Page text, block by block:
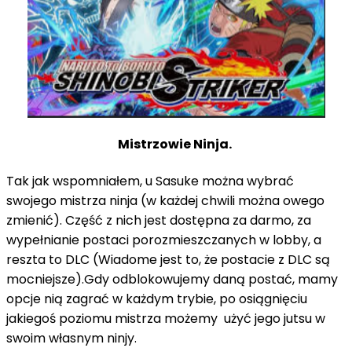
Mistrzowie Ninja.
Tak jak wspomniałem, u Sasuke można wybrać
swojego mistrza ninja (w każdej chwili można owego
zmienić). Część z nich jest dostępna za darmo, za
wypełnianie postaci porozmieszczanych w lobby, a
reszta to DLC (Wiadome jest to, że postacie z DLC są
mocniejsze).Gdy odblokowujemy daną postać, mamy
opcje nią zagrać w każdym trybie, po osiągnięciu
jakiegoś poziomu mistrza możemy użyć jego jutsu w
swoim własnym ninjy.